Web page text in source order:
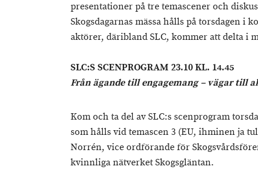
presentationer på tre temascener och
Skogsdagarnas mässa hålls på torsdagen i
aktörer, däribland SLC, kommer att delta i
SLC:S SCENPROGRAM23.10 KL. 14.45
Från ägande till engagemang – vägar till
Kom och ta del av SLC:s scenprogram
som hålls vid temascen 3 (EU, ihminen ja
Norrén, vice ordförande för
kvinnliga nätverket Skogsgläntan.